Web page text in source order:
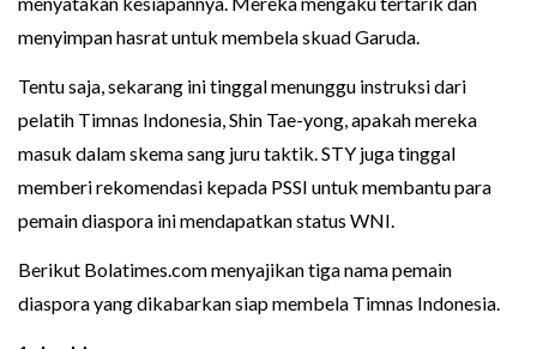
menyimpan hasrat untuk membela skuad Garuda.
Tentu saja, sekarang ini tinggal menunggu instruksi dari
pelatih Timnas Indonesia, Shin Tae-yong, apakah mereka
masuk dalam skema sang juru taktik. STY juga tinggal
memberi rekomendasi kepada PSSI untuk membantu para
pemain diaspora ini mendapatkan status WNI.
Berikut Bolatimes.com menyajikan tiga nama pemain
diaspora yang dikabarkan siap membela Timnas Indonesia.